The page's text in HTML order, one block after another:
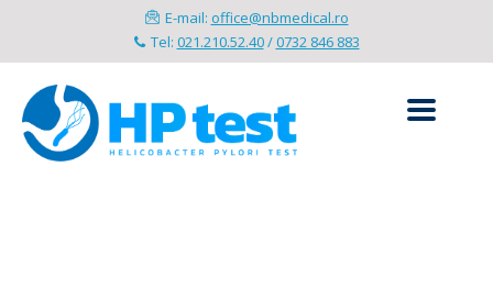
E-mail: office@nbmedical.ro
Tel: 021.210.52.40/0732 846 883